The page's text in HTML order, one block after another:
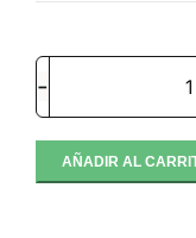
AÑADIR AL